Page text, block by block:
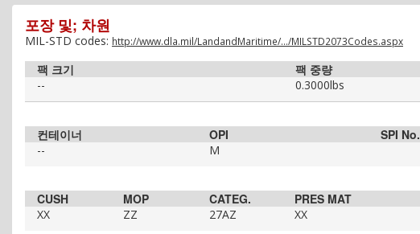
포장 및; 차원
MIL-STD codes: http://www.dla.mil/LandandMaritime/.../MILSTD2073Codes.aspx
팩 크기 팩 중량
-- 0.3000lbs
컨테이너 OPI SPI No.
-- M
CUSH MOP CATEG. PRES MAT
XX ZZ 27AZ XX